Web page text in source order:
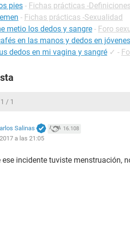
pies - Fichas prácticas -Definiciones
- Fichas prácticas -Sexualidad
metio los dedos y sangre - Foro
en las manos y dedos en jóvenes
dedos en mi vagina y sangré ✓ -
/ 1
Salinas 16.108
a las 21:05
ese incidente tuviste menstruación,